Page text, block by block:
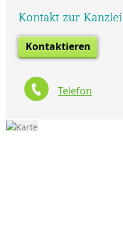
Kontakt zur Kanzlei
Kontaktieren
Telefon